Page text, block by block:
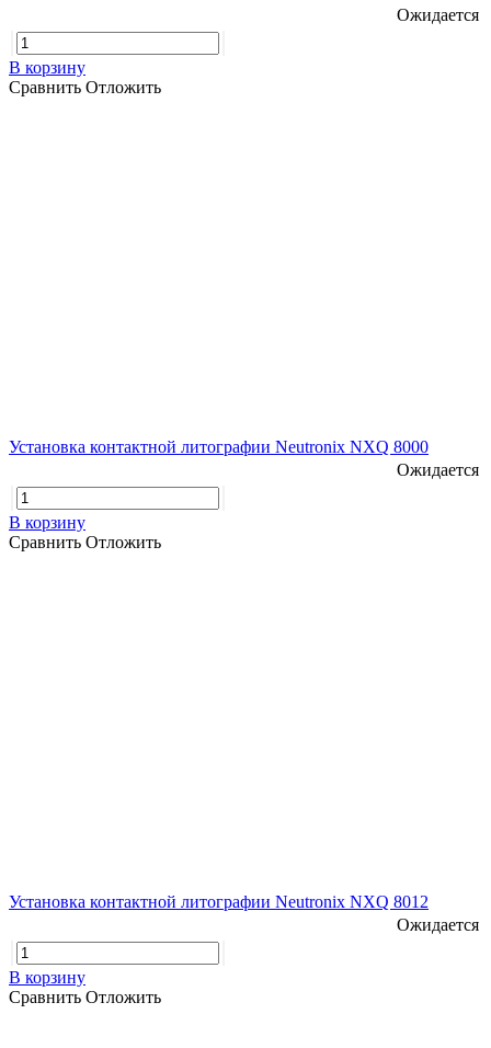
Ожидается
В корзину
Сравнить Отложить
Установка контактной литографии Neutronix NXQ 8000
Ожидается
В корзину
Сравнить Отложить
Установка контактной литографии Neutronix NXQ 8012
Ожидается
В корзину
Сравнить Отложить